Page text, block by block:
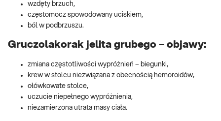
wzdęty brzuch,
częstomocz spowodowany uciskiem,
ból w podbrzuszu.
Gruczolakorak jelita grubego – objawy:
zmiana częstotliwości wypróżnień – biegunki,
krew w stolcu niezwiązana z obecnością hemoroidów,
ołówkowate stolce,
uczucie niepełnego wypróżnienia,
niezamierzona utrata masy ciała.